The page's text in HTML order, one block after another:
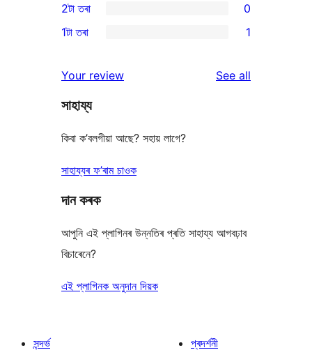
review
star
reviews
3-
star
2-
reviews
2টা তৰা 0
star
review
1টা তৰা 1
Your review See all
সাহায্য
কিবা ক’বলগীয়া আছে? সহায় লাগে?
সাহায্যৰ ফ’ৰাম চাওক
দান কৰক
আপুনি এই প্লাগিনৰ উন্নতিৰ প্ৰতি সাহায্য আগবঢ়াব
বিচাৰেনে?
এই প্লাগিনক অনুদান দিয়ক
সন্দৰ্ভ
প্ৰদৰ্শনী